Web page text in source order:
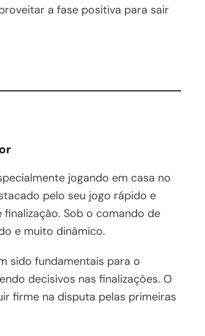
a fase positiva para sair
jogando em casa no
pelo seu jogo rápido e
Sob o comando de
e muito dinâmico.
sido fundamentais para o
decisivos nas finalizações. O
firme na disputa pelas primeiras